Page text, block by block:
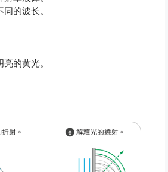
的波长。
的黄光。